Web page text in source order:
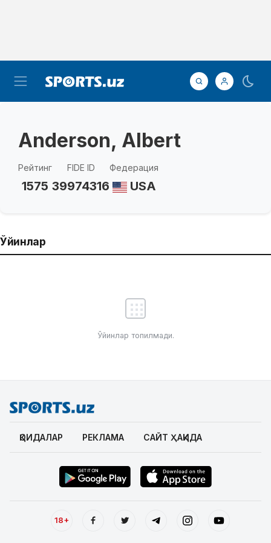
Anderson, Albert
Рейтинг
1575
FIDE ID
39974316
Федерация
USA
Ўйинлар
Ўйинлар топилмади.
ҚОИДАЛАР РЕКЛАМА САЙТ ҲАҚИДА
18+